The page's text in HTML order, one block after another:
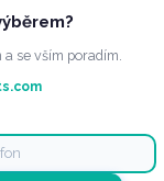
se vším poradím.